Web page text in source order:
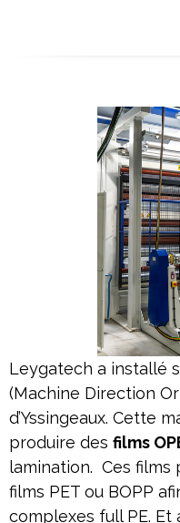
Leygatech a installé
(Machine Direction
d’Yssingeaux. Cette
produire des films
lamination. Ces
films PET ou BOPP
complexes full PE.